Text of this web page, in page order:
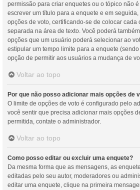
permissão para criar enquetes ou o tópico não
escrever um título para a enquete e em
opções de voto, certificando-se de colocar cada
separada na área de texto. Você poderá
opções que um usuário poderá selecionar ao
estipular um tempo limite para a enquete
opção de permitir aos usuários a mudança de
Voltar ao topo
Por que não posso adicionar mais opções de
O limite de opções de voto é configurado pelo
você sentir que precisa adicionar mais opções
permitida, contate o administrador.
Voltar ao topo
Como posso editar ou excluir uma enquete?
Da mesma forma que as mensagens, as
editadas pelo seu autor, moderadores ou
editar uma enquete, clique na primeira